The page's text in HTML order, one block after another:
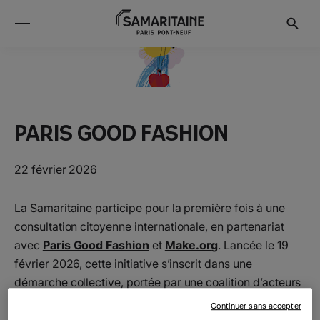
Paris Good Fashion
22 février 2026
La Samaritaine participe pour la première fois à une
consultation citoyenne internationale, en partenariat
avec Paris Good Fashion et Make.org. Lancée le 19
février 2026, cette initiative s’inscrit dans une
démarche collective, portée par une coalition d’acteurs
de la mode et de la distribution qui s’allient pourContinuer sans accepter